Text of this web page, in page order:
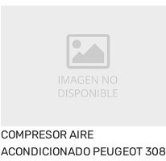
COMPRESOR AIRE
ACONDICIONADO PEUGEOT 308